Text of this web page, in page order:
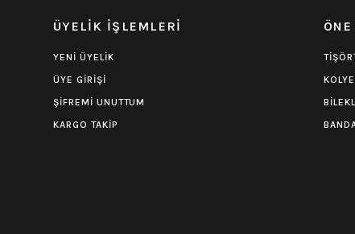
ÜYELİK İŞLEMLERİ
YENİ ÜYELİK
ÜYE GİRİŞİ
ŞİFREMİ UNUTTUM
KARGO TAKİP
KOLYE